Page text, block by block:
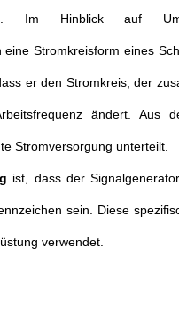
Im Hinblick auf
eine Stromkreisform eines
er den Stromkreis, der
ändert. Aus
Stromversorgung unterteilt.
ist, dass der
sein. Diese
verwendet.